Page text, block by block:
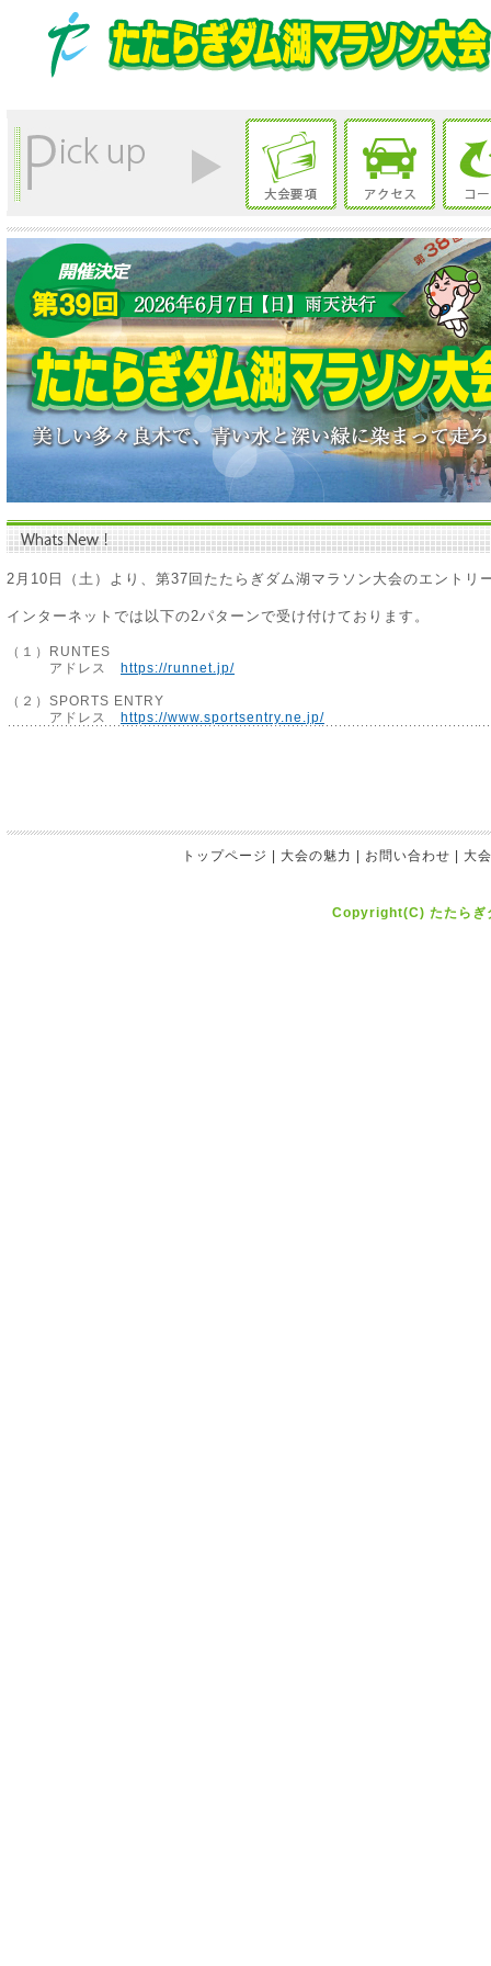
2月10日（土）より、第37回たたらぎダム湖マラソン大会のエントリ
インターネットでは以下の2パターンで受け付けております。
（１）RUNTES
アドレス https://runnet.jp/
（２）SPORTS ENTRY
アドレス https://www.sportsentry.ne.jp/
トップページ 大会の魅力 お問い合わせ 大
Copyright(C) たたら